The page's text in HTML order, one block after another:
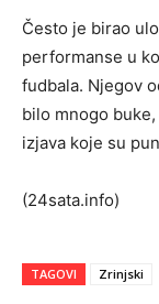
Često je birao
performanse u
fudbala. Njegov
bilo mnogo
izjava koje su
(24sata.info)
TAGOVI Zrinjski